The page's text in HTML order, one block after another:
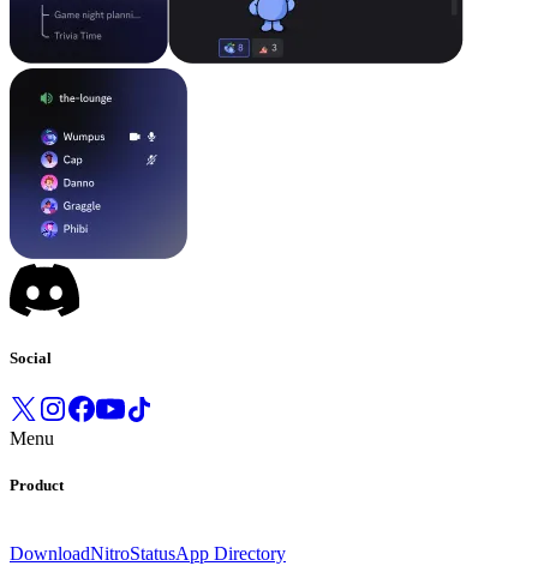
Social
Menu
Product
DownloadNitroStatusApp Directory